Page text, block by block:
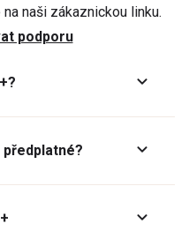
naši zákaznickou linku.
podporu